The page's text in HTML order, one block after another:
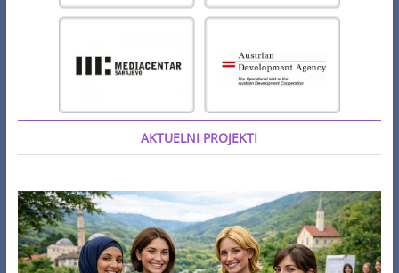
AKTUELNI PROJEKTI